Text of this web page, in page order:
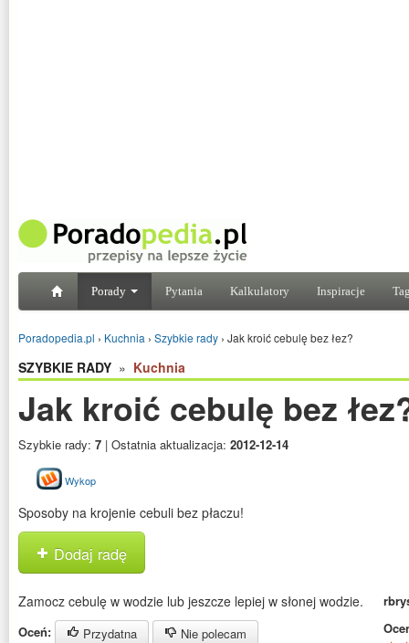
Porady Pytania Kalkulatory Inspiracje
Poradopedia.pl › Kuchnia › Szybkie rady › Jak kroić cebulę bez łez?
SZYBKIE RADY » Kuchnia
Jak kroić cebulę bez
Szybkie rady: 7 | Ostatnia aktualizacja: 2012-12-14
Wykop
Sposoby na krojenie cebuli bez płaczu!
Dodaj radę
Zamocz cebulę w wodzie lub jeszcze lepiej w słonej wodzie.
Oceń: Przydatna Nie polecam